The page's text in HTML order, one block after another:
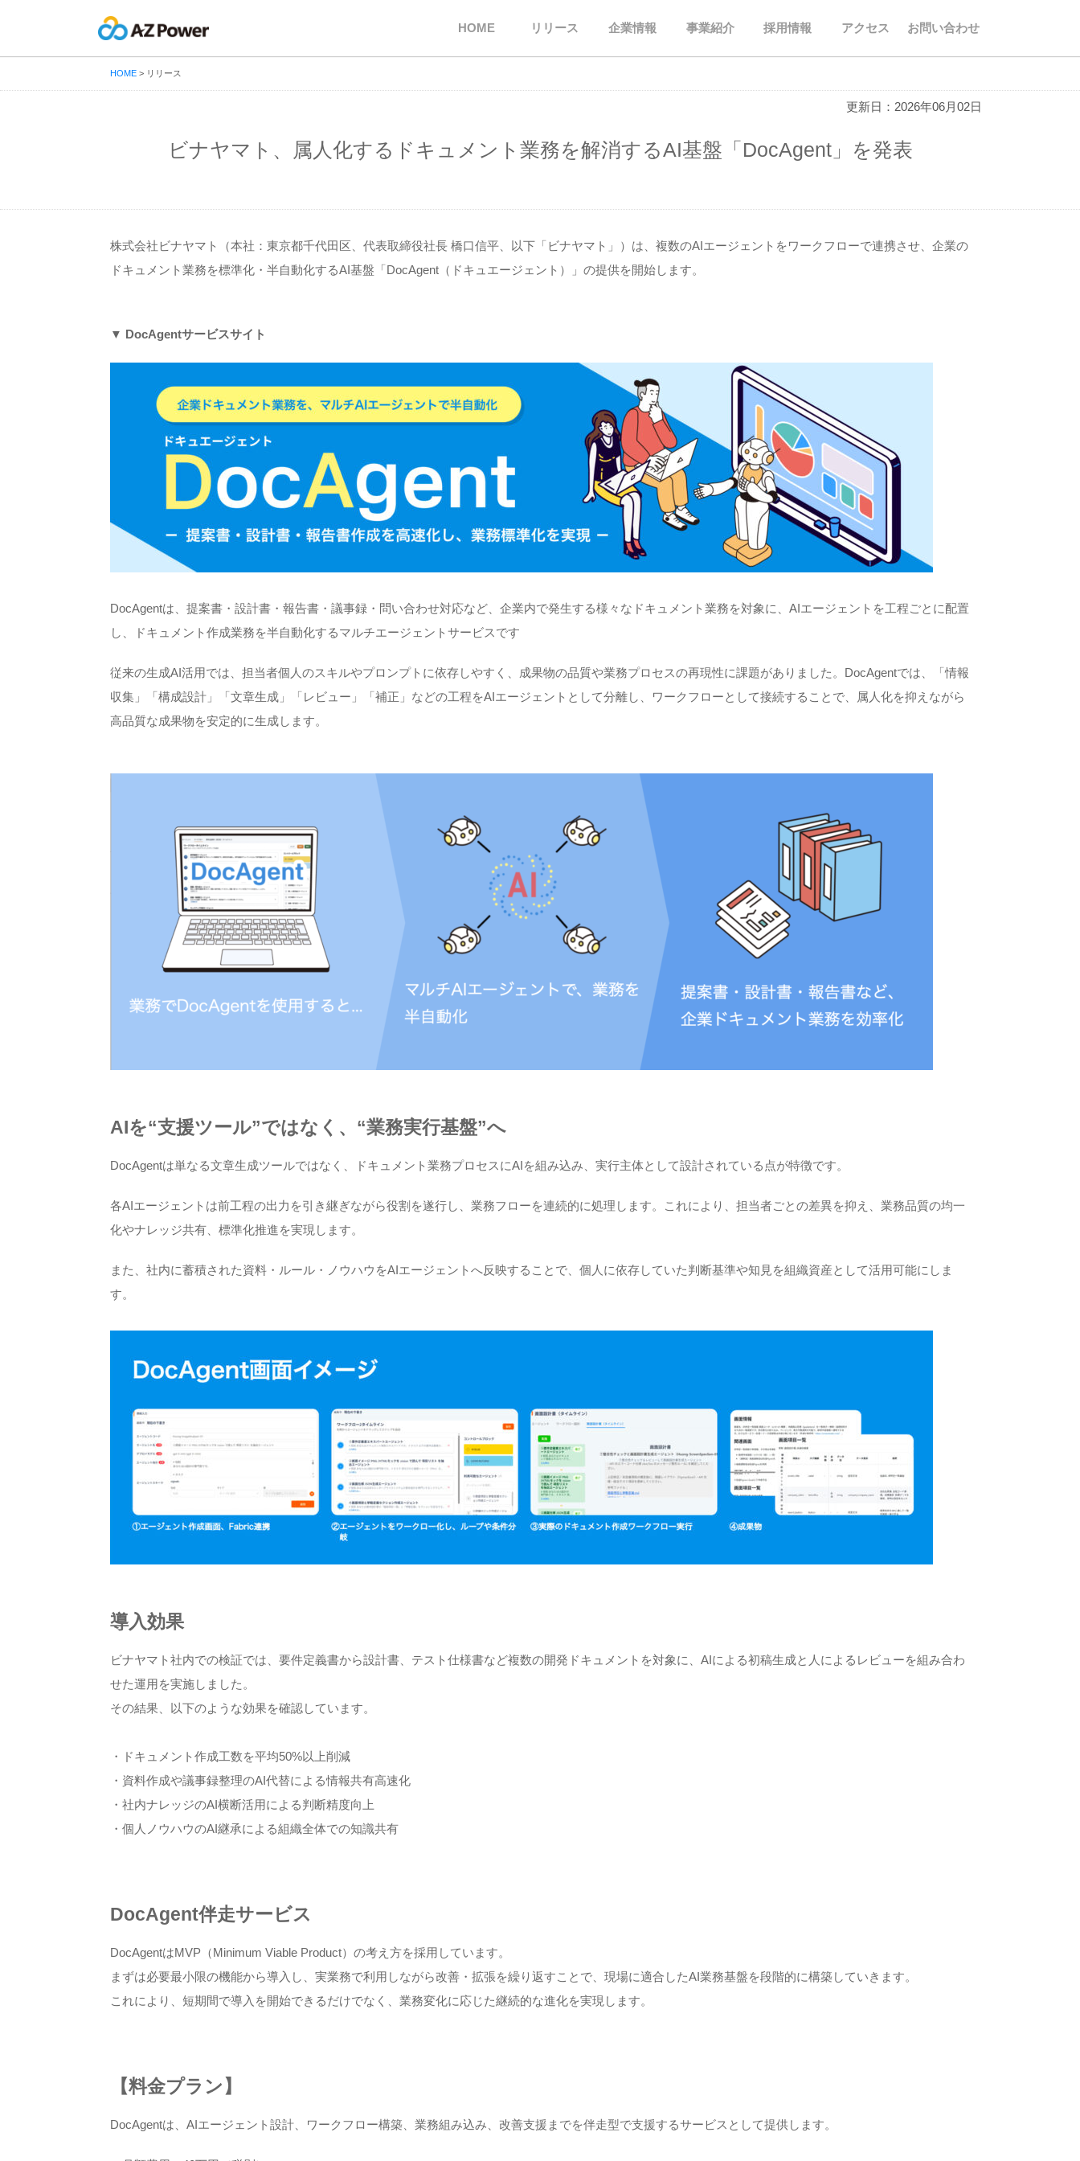
HOME リリース 企業情報 事業紹介 採用情報 アクセス お問い合わせ
HOME > リリース
ビナヤマト、属人化するドキュメント業務を解消するAI基盤「DocAgent」を発表
更新日：2026年06月02日
株式会社ビナヤマト（本社：東京都千代田区、代表取締役社長 橋口信平、以下「ビナヤマト」）は、複数のAIエージェントをワークフローで連携させ、企業の
ドキュメント業務を標準化・半自動化するAI基盤「DocAgent（ドキュエージェント）」の提供を開始します。
▼ DocAgentサービスサイト
DocAgentは、提案書・設計書・報告書・議事録・問い合わせ対応など、企業内で発生する様々なドキュメント業務を対象に、AIエージェントを工程ごとに配置
し、ドキュメント作成業務を半自動化するマルチエージェントサービスです
従来の生成AI活用では、担当者個人のスキルやプロンプトに依存しやすく、成果物の品質や業務プロセスの再現性に課題がありました。DocAgentでは、「情報
収集」「構成設計」「文章生成」「レビュー」「補正」などの工程をAIエージェントとして分離し、ワークフローとして接続することで、属人化を抑えながら
高品質な成果物を安定的に生成します。
AIを“支援ツール”ではなく、“業務実行基盤”へ
DocAgentは単なる文章生成ツールではなく、ドキュメント業務プロセスにAIを組み込み、実行主体として設計されている点が特徴です。
各AIエージェントは前工程の出力を引き継ぎながら役割を遂行し、業務フローを連続的に処理します。これにより、担当者ごとの差異を抑え、業務品質の均一
化やナレッジ共有、標準化推進を実現します。
また、社内に蓄積された資料・ルール・ノウハウをAIエージェントへ反映することで、個人に依存していた判断基準や知見を組織資産として活用可能にしま
す。
導入効果
ビナヤマト社内での検証では、要件定義書から設計書、テスト仕様書など複数の開発ドキュメントを対象に、AIによる初稿生成と人によるレビューを組み合わ
せた運用を実施しました。
その結果、以下のような効果を確認しています。
・ドキュメント作成工数を平均50%以上削減
・資料作成や議事録整理のAI代替による情報共有高速化
・社内ナレッジのAI横断活用による判断精度向上
・個人ノウハウのAI継承による組織全体での知識共有
DocAgent伴走サービス
DocAgentはMVP（Minimum Viable Product）の考え方を採用しています。
まずは必要最小限の機能から導入し、実業務で利用しながら改善・拡張を繰り返すことで、現場に適合したAI業務基盤を段階的に構築していきます。
これにより、短期間で導入を開始できるだけでなく、業務変化に応じた継続的な進化を実現します。
【料金プラン】
DocAgentは、AIエージェント設計、ワークフロー構築、業務組み込み、改善支援までを伴走型で支援するサービスとして提供します。